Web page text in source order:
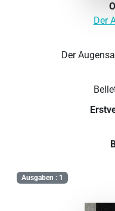
Der
Der
Ausgaben : 1